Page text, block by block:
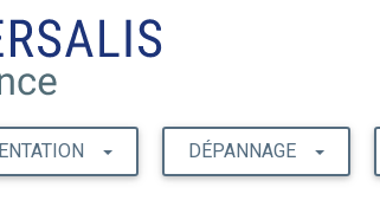
DÉPANNAGE